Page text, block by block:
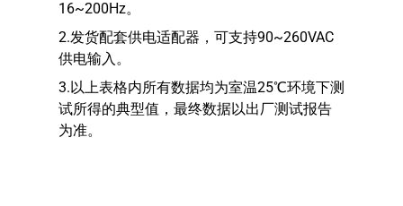
16~200Hz。
2.发货配套供电适配器，可支持90~260VAC
供电输入。
3.以上表格内所有数据均为室温25℃环境下测
试所得的典型值，最终数据以出厂测试报告
为准。